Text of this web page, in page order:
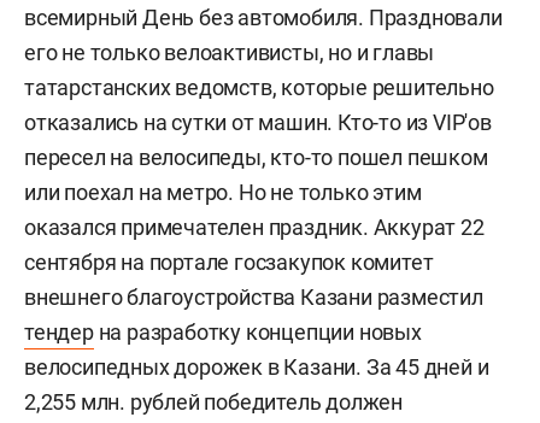
всемирный День без автомобиля. Праздновали
его не только велоактивисты, но и главы
татарстанских ведомств, которые решительно
отказались на сутки от машин. Кто-то из VIP'ов
пересел на велосипеды, кто-то пошел пешком
или поехал на метро. Но не только этим
оказался примечателен праздник. Аккурат 22
сентября на портале госзакупок комитет
внешнего благоустройства Казани разместил
тендерна разработку концепции новых
велосипедных дорожек в Казани. За 45 дней и
2,255 млн. рублей победитель должен